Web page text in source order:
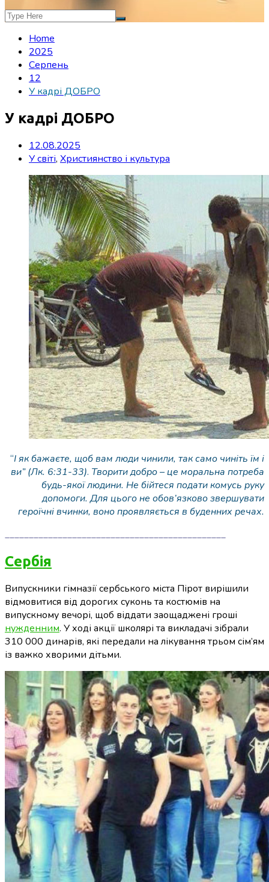
Home
2025
Серпень
12
У кадрі ДОБРО
У кадрі ДОБРО
12.08.2025
У світі, Християнство і культура
“І як бажаєте, щоб вам люди чинили, так само чиніть їм і
ви” (Лк. 6:31-33). Творити добро – це моральна потреба
будь-якої людини. Не бійтеся подати комусь руку
допомоги. Для цього не обов’язково звершувати
героїчні вчинки, воно проявляється в буденних речах.
______________________________________________
Сербія
Випускники гімназії сербського міста Пірот вирішили
відмовитися від дорогих суконь та костюмів на
випускному вечорі, щоб віддати заощаджені гроші
нужденним. У ході акції школярі та викладачі зібрали
310 000 динарів, які передали на лікування трьом сім’ям
із важко хворими дітьми.